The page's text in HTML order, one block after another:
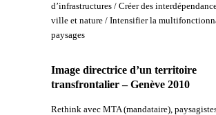
d’infrastructures / Créer des
ville et nature / Intensifier la
paysages
Image directrice d’un territoire
transfrontalier – Genève 2010
Rethink avec MTA (mandataire),